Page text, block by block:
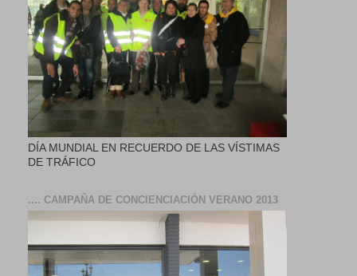
DÍA MUNDIAL EN RECUERDO DE LAS VÍSTIMAS
DE TRÁFICO
.... CAMPAÑA DE CONCIENCIACIÓN VERANO 2013